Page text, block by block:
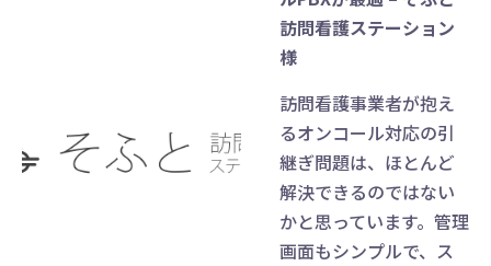
訪問看護ステーション
様
訪問看護事業者が抱え
るオンコール対応の引
継ぎ問題は、ほとんど
解決できるのではない
かと思っています。管理
画面もシンプルで、ス